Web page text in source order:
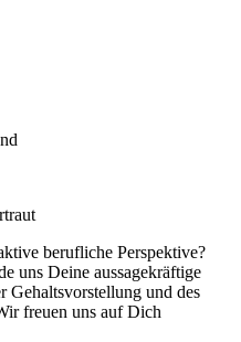
berufliche Perspektive?
uns Deine aussagekräftige
und des
freuen uns auf Dich